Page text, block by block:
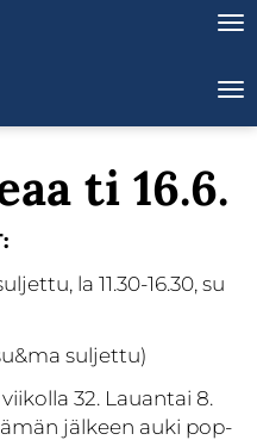
ti 16.6.
la 11.30-16.30, su
suljettu)
32. Lauantai 8.
jälkeen auki pop-